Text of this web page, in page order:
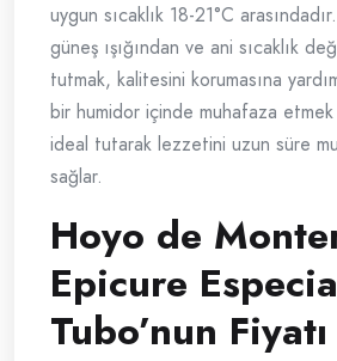
uygun sıcaklık 18-21°C
güneş ışığından ve ani sıcaklık
tutmak, kalitesini korumasına
bir humidor içinde muhafaza
ideal tutarak lezzetini uzun süre
sağlar.
Hoyo de
Epicure
Tubo’nun